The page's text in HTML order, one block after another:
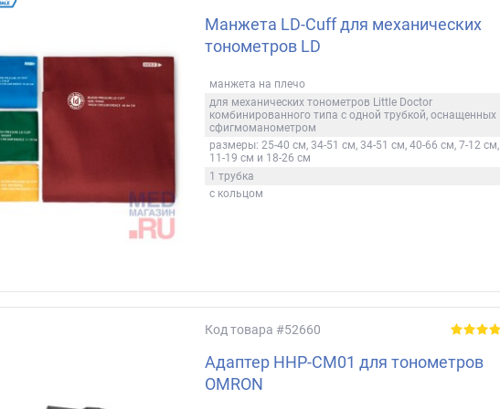
Манжета LD-Cuff для механических
тонометров LD
манжета на плечо
для механических тонометров Little Doctor
комбинированного типа с одной трубкой, оснащенных
сфигмоманометром
размеры: 25-40 см, 34-51 см, 34-51 см, 40-66 см, 7-12 см,
11-19 см и 18-26 см
1 трубка
с кольцом
Код товара #52660
Адаптер HHP-CM01 для тонометров
OMRON